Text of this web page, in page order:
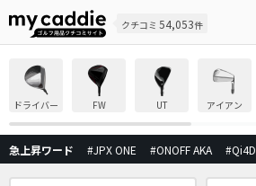
クチコミ 54,053件
ドライバー FW UT アイアン
急上昇ワード #JPX ONE #ONOFF AKA #Qi4D